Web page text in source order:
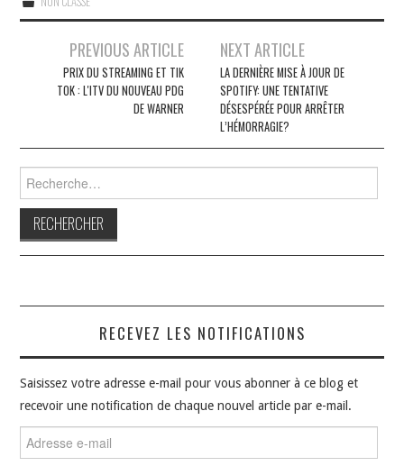
Navigation
articles
PREVIOUS ARTICLE
PRIX DU STREAMING ET TIK
TOK : L'ITV DU NOUVEAU PDG
DE WARNER
NEXT ARTICLE
LA DERNIÈRE MISE À JOUR DE
SPOTIFY: UNE TENTATIVE
DÉSESPÉRÉE POUR ARRÊTER
L’HÉMORRAGIE?
RECEVEZ LES NOTIFICATIONS
Saisissez votre adresse e-mail pour vous abonner à ce blog et
recevoir une notification de chaque nouvel article par e-mail.
e-